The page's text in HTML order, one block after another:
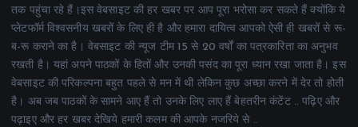
तक पहुंचा रहे हैं।इस वेबसाइट की हर खबर पर आप पूरा भरोसा कर सकते हैं क्योंकि ये
प्लेटफॉर्म विश्वसनीय खबरों के लिए ही है और हमारा दायित्व आपको ऐसी ही खबरों से रू-
ब-रू कराने का है। वेबसाइट की न्यूज टीम 15 से 20 वर्षों का पत्रकारिता का अनुभव
रखती है। यहां अपने पाठकों के हितों और उनकी पसंद का पूरा ध्यान रखा जाता है। इस
वेबसाइट की परिकल्पना बहुत पहले से मन में थी लेकिन कुछ अच्छा करने में देर तो होती
है। अब जब पाठकों के सामने आए हैं तो उनके लिए लाए हैं बेहतरीन कंटेंट .. पढ़िए और
पढ़ाइए और हर खबर देखिये हमारी कलम की आपके नजरिये से ..